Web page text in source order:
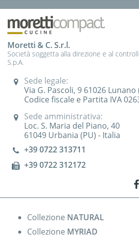
Moretti & C. S.r.l.
Società soggetta alla direzione e al
S.p.A.
Sede legale:
Via G. Pascoli, 9 61026 Lunano
Codice fiscale e Partita IVA
Sede amministrativa:
Loc. S. Maria del Piano, 40
61049 Urbania (PU) - Italia
+39 0722 313711
+39 0722 312172
Collezione NATURAL
Collezione MYRIAD